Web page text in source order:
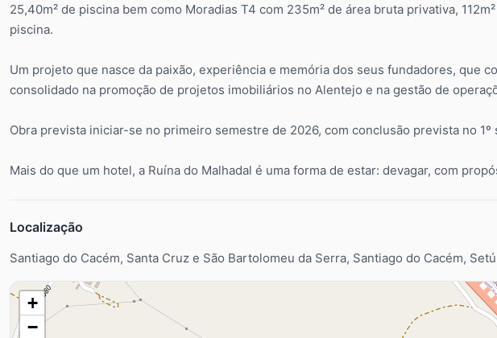
25,40m² de piscina bem como Moradias T4 com 235m² de área bruta privativa,
piscina.
Um projeto que nasce da paixão, experiência e memória dos seus fundadores, que
consolidado na promoção de projetos imobiliários no Alentejo e na gestão de
Obra prevista iniciar-se no primeiro semestre de 2026, com conclusão prevista no 1º
Mais do que um hotel, a Ruína do Malhadal é uma forma de estar: devagar, com
Localização
Santiago do Cacém, Santa Cruz e São Bartolomeu da Serra, Santiago do Cacém,
+
−